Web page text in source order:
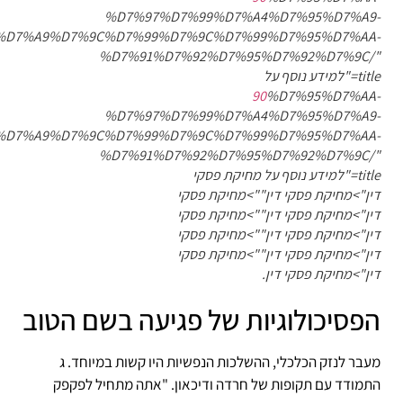
%D7%97%D7%99%D7%A4%D7%95%D7%A9-
%D7%A9%D7%9C%D7%99%D7%9C%D7%99%D7%95%D7%AA-
%D7%91%D7%92%D7%95%D7%92%D7%9C/"
title="למידע נוסף על
90%D7%95%D7%AA-
%D7%97%D7%99%D7%A4%D7%95%D7%A9-
%D7%A9%D7%9C%D7%99%D7%9C%D7%99%D7%95%D7%AA-
%D7%91%D7%92%D7%95%D7%92%D7%9C/"
title="למידע נוסף על מחיקת פסקי
דין">מחיקת פסקי דין"">מחיקת פסקי
דין">מחיקת פסקי דין"">מחיקת פסקי
דין">מחיקת פסקי דין"">מחיקת פסקי
דין">מחיקת פסקי דין"">מחיקת פסקי
דין">מחיקת פסקי דין.
הפסיכולוגיות של פגיעה בשם הטוב
מעבר לנזק הכלכלי, ההשלכות הנפשיות היו קשות במיוחד. ג
התמודד עם תקופות של חרדה ודיכאון. "אתה מתחיל לפקפק